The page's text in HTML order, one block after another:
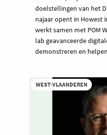
doelstellingen van het
najaar opent in Howest
werkt samen met POM
lab geavanceerde
demonstreren en
WEST-VLAANDEREN